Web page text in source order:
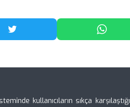
Twitter'da Paylaş
kullanıcıların sıkça